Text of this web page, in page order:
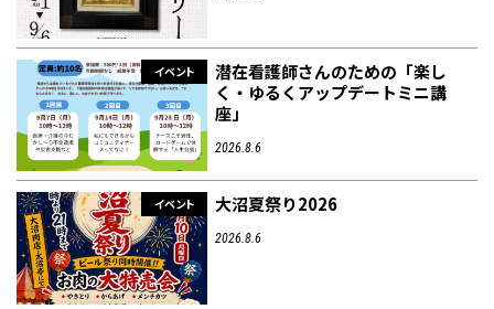
イベント
潜在看護師さんのための「楽し
く・ゆるくアップデートミニ講
座」
2026.8.6
イベント 大沼夏祭り2026
2026.8.6